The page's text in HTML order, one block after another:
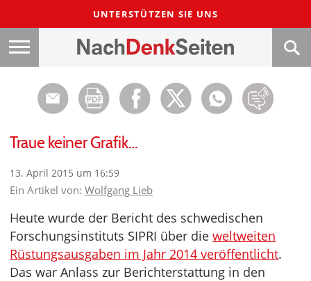
UNTERSTÜTZEN SIE UNS
Traue keiner Grafik…
13. April 2015 um 16:59
Ein Artikel von: Wolfgang Lieb
Heute wurde der Bericht des schwedischen
Forschungsinstituts SIPRI über die weltweiten
Rüstungsausgaben im Jahr 2014 veröffentlicht.
Das war Anlass zur Berichterstattung in den